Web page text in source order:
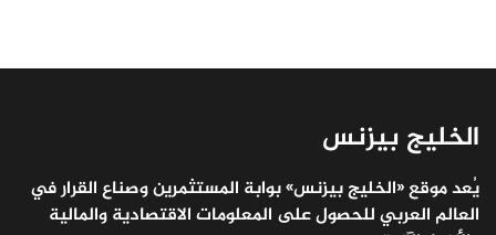
الخليج بيزنس
يُعد موقع «الخليج بيزنس» بوابة المستثمرين وصناع القرار في
العالم العربي للحصول على المعلومات الاقتصادية والمالية